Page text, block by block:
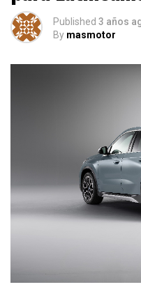
Published 3 años
By masmotor